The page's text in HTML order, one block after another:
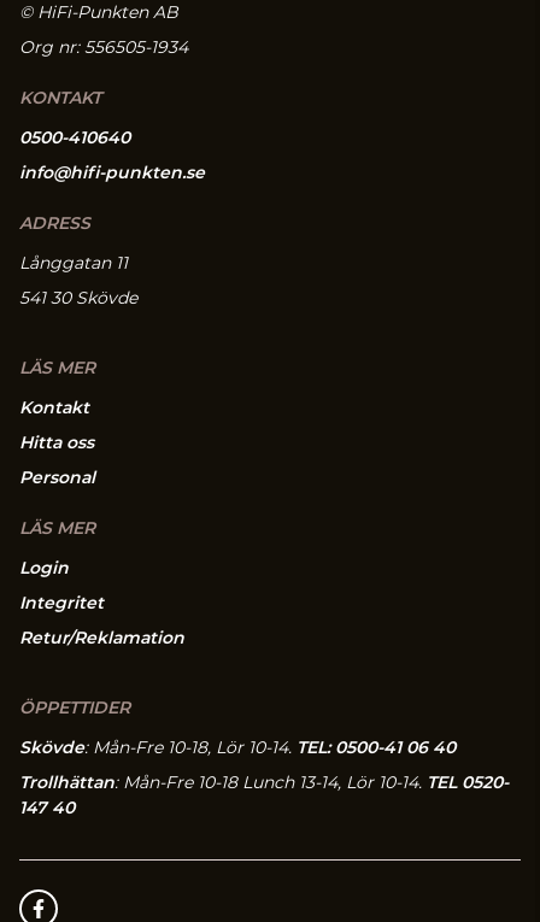
© HiFi-Punkten AB
Org nr: 556505-1934
KONTAKT
0500-410640
info@hifi-punkten.se
ADRESS
Långgatan 11
541 30 Skövde
LÄS MER
Kontakt
Hitta oss
Personal
LÄS MER
Login
Integritet
Retur/Reklamation
ÖPPETTIDER
Skövde: Mån-Fre 10-18, Lör 10-14. TEL: 0500-41 06 40
Trollhättan: Mån-Fre 10-18 Lunch 13-14, Lör 10-14. TEL 0520-
147 40